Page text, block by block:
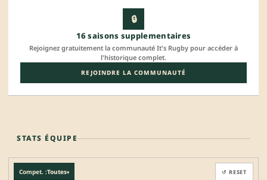
🔒
16 saisons supplementaires
Rejoignez gratuitement la communauté It's Rugby pour accéder à
l'historique complet.
REJOINDRE LA COMMUNAUTÉ
STATS ÉQUIPE
Compet. :Toutes▾ ↺ RESET